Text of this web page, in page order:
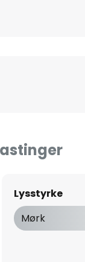
Lysstyrke
Mørk